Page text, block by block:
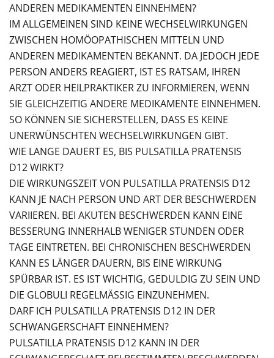
ANDEREN MEDIKAMENTEN EINNEHMEN?
IM ALLGEMEINEN SIND KEINE WECHSELWIRKUNGEN
ZWISCHEN HOMÖOPATHISCHEN MITTELN UND
ANDEREN MEDIKAMENTEN BEKANNT. DA JEDOCH JEDE
PERSON ANDERS REAGIERT, IST ES RATSAM, IHREN
ARZT ODER HEILPRAKTIKER ZU INFORMIEREN, WENN
SIE GLEICHZEITIG ANDERE MEDIKAMENTE EINNEHMEN.
SO KÖNNEN SIE SICHERSTELLEN, DASS ES KEINE
UNERWÜNSCHTEN WECHSELWIRKUNGEN GIBT.
WIE LANGE DAUERT ES, BIS PULSATILLA PRATENSIS
D12 WIRKT?
DIE WIRKUNGSZEIT VON PULSATILLA PRATENSIS D12
KANN JE NACH PERSON UND ART DER BESCHWERDEN
VARIIEREN. BEI AKUTEN BESCHWERDEN KANN EINE
BESSERUNG INNERHALB WENIGER STUNDEN ODER
TAGE EINTRETEN. BEI CHRONISCHEN BESCHWERDEN
KANN ES LÄNGER DAUERN, BIS EINE WIRKUNG
SPÜRBAR IST. ES IST WICHTIG, GEDULDIG ZU SEIN UND
DIE GLOBULI REGELMÄSSIG EINZUNEHMEN.
DARF ICH PULSATILLA PRATENSIS D12 IN DER
SCHWANGERSCHAFT EINNEHMEN?
PULSATILLA PRATENSIS D12 KANN IN DER